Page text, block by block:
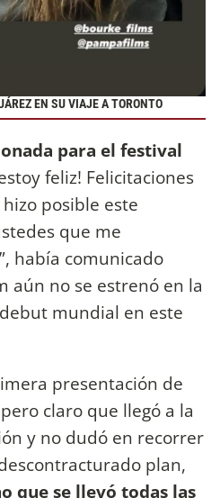
EN SU VIAJE A TORONTO
para el festival
feliz! Felicitaciones
posible este
que me
había comunicado
aún no se estrenó en la
mundial en este
presentación de
claro que llegó a la
y no dudó en recorrer
plan,
que se llevó todas las